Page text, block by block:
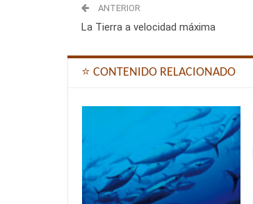
ANTERIOR
La Tierra a velocidad máxima
⭐ CONTENIDO RELACIONADO